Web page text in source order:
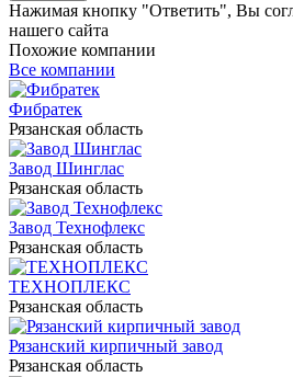
Нажимая кнопку "Ответить", Вы
нашего сайта
Похожие компании
Все компании
Фибратек
Рязанская область
Завод Шинглас
Рязанская область
Завод Технофлекс
Рязанская область
ТЕХНОПЛЕКС
Рязанская область
Рязанский кирпичный завод
Рязанская область